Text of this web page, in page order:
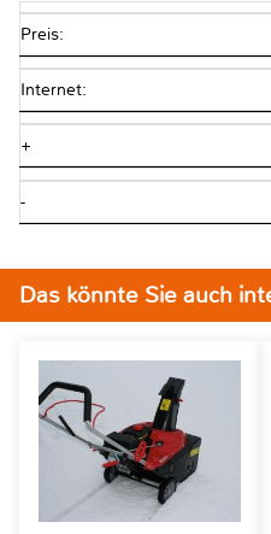
Preis:
Internet:
+
-
Das könnte Sie auch